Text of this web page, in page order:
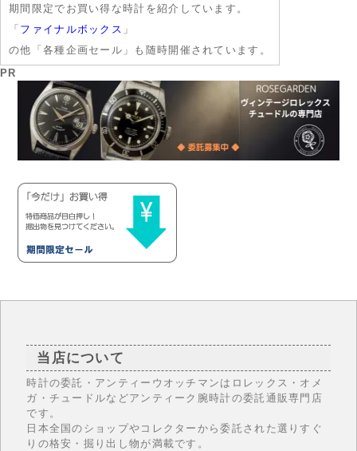
期間限定でお買い得な時計を紹介しています。
「 ファイナルボックス 」
の他「各種企画セール」も随時開催されています。
PR
当店について
時計の委託・アンティーウオッチマンはロレックス・オメ
ガ・チュードルなどアンティーク腕時計の委託通販専門店
です。
日本全国のショップやコレクターから委託された選りすぐ
りの格安・掘り出し物が満載です。